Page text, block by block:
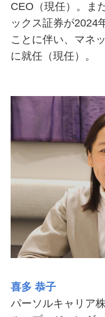
CEO（現任）。ま
ックス証券が2024
ことに伴い、マネ
に就任（現任）。
喜多 恭子
パーソルキャリア